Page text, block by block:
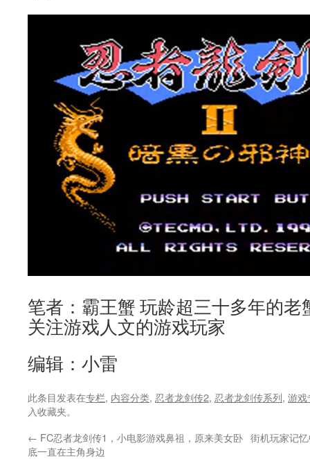
笔者：霸王蟹 玩龄超三十多年的
关注游戏人文的游戏玩家
编辑：小雷
此条目发表在专栏, 内容分类, 忍者龙剑传2, 忍者龙剑传系列, 游戏
入收藏夹。
← FC忍者龙剑传1，小电影游戏鼻祖，原来美女卧
底一直在主角身边
街机玩家记